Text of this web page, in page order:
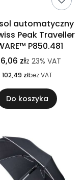
automatyczny
Peak Traveller
P850.481
złz 23% VAT
102,49 złbez VAT
Do koszyka